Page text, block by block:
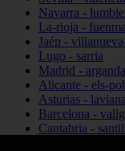
Navarra -
La-rioja -
Jaén -
Lugo - sarria
Madrid -
Alicante - els-
Asturias - laviana
Barcelona -
Cantabria -